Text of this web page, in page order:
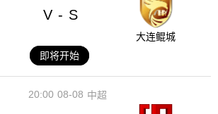
V - S
大连鲲城
即将开始
08-08
20:00 中超